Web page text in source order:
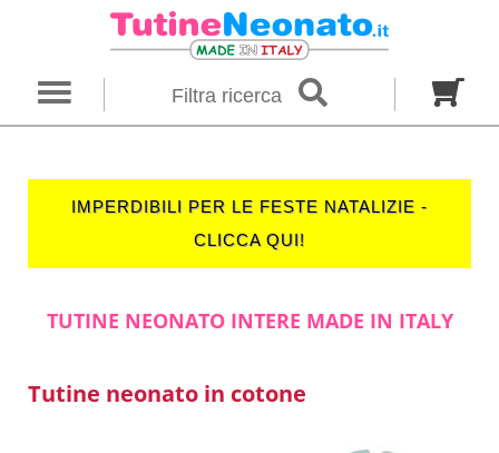
Filtra ricerca
IMPERDIBILI PER LE FESTE NATALIZIE -
CLICCA QUI!
TUTINE NEONATO INTERE MADE IN ITALY
Tutine neonato in cotone
Genere
Categoria
Taglia in mesi